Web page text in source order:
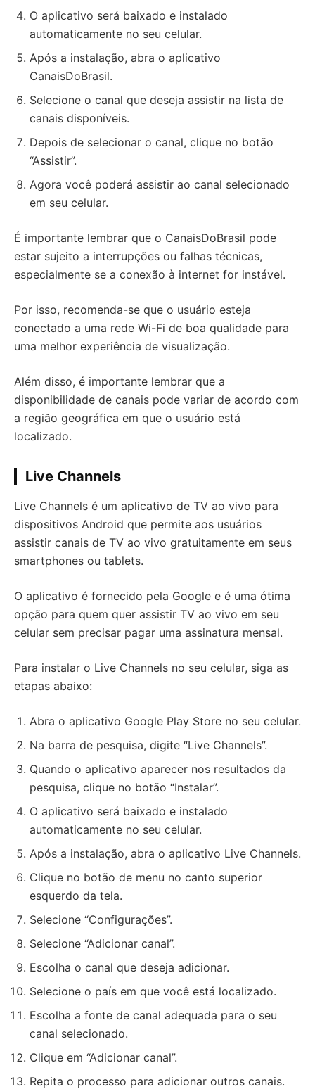
O aplicativo será baixado e instalado
automaticamente no seu celular.
Após a instalação, abra o aplicativo
CanaisDoBrasil.
Selecione o canal que deseja assistir na lista de
canais disponíveis.
Depois de selecionar o canal, clique no botão
“Assistir”.
Agora você poderá assistir ao canal selecionado
em seu celular.
É importante lembrar que o CanaisDoBrasil pode
estar sujeito a interrupções ou falhas técnicas,
especialmente se a conexão à internet for instável.
Por isso, recomenda-se que o usuário esteja
conectado a uma rede Wi-Fi de boa qualidade para
uma melhor experiência de visualização.
Além disso, é importante lembrar que a
disponibilidade de canais pode variar de acordo com
a região geográfica em que o usuário está
localizado.
Live Channels
Live Channels é um aplicativo de TV ao vivo para
dispositivos Android que permite aos usuários
assistir canais de TV ao vivo gratuitamente em seus
smartphones ou tablets.
O aplicativo é fornecido pela Google e é uma ótima
opção para quem quer assistir TV ao vivo em seu
celular sem precisar pagar uma assinatura mensal.
Para instalar o Live Channels no seu celular, siga as
etapas abaixo:
Abra o aplicativo Google Play Store no seu celular.
Na barra de pesquisa, digite “Live Channels”.
Quando o aplicativo aparecer nos resultados da
pesquisa, clique no botão “Instalar”.
O aplicativo será baixado e instalado
automaticamente no seu celular.
Após a instalação, abra o aplicativo Live Channels.
Clique no botão de menu no canto superior
esquerdo da tela.
Selecione “Configurações”.
Selecione “Adicionar canal”.
Escolha o canal que deseja adicionar.
Selecione o país em que você está localizado.
Escolha a fonte de canal adequada para o seu
canal selecionado.
Clique em “Adicionar canal”.
Repita o processo para adicionar outros canais.